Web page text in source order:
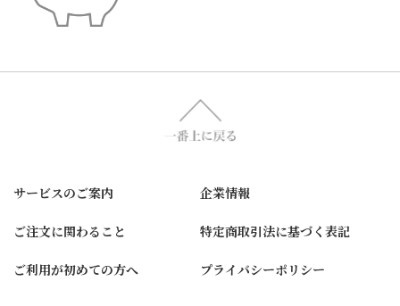
サービスのご案内 企業情報
ご注文に関わること 特定商取引法に基づく表記
ご利用が初めての方へ プライバシーポリシー